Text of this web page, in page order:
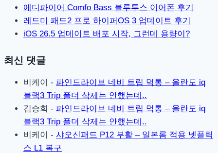
에디파이어 Comfo Bass 블루투스 이어폰 후기
레드미 패드2 프로 하이퍼OS 3 업데이트 후기
iOS 26.5 업데이트 배포 시작, 그런데 용량이?
최신 댓글
비케이 - 파인드라이브 네비 트립 먹통 – 올란도 iq
블랙3 Trip 폴더 삭제는 안했는데..
김승희 - 파인드라이브 네비 트립 먹통 – 올란도 iq
블랙3 Trip 폴더 삭제는 안했는데..
비케이 - 샤오신패드 P12 부활 – 일본롬 적용 넷플릭
스 L1 복구